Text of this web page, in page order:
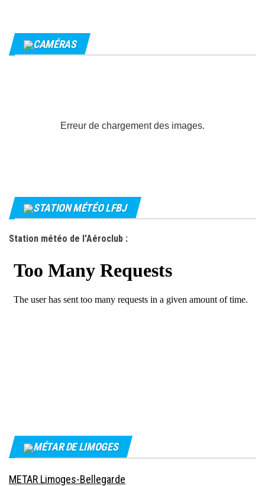
CAMÉRAS
Erreur de chargement des images.
STATION MÉTÉO LFBJ
Station météo de l'Aéroclub :
MÉTAR DE LIMOGES
METAR Limoges-Bellegarde